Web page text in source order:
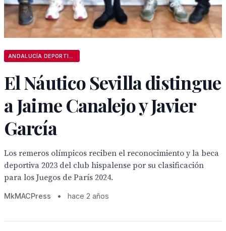
El Náutico Sevilla distingue
a Jaime Canalejo y Javier
García
Los remeros olímpicos reciben el reconocimiento y la beca
deportiva 2023 del club hispalense por su clasificación
para los Juegos de París 2024.
MkMACPress • hace 2 años